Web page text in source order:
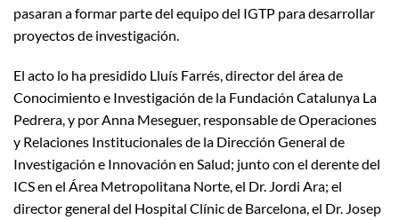
pasaran a formar parte del equipo del IGTP para desarrollar
proyectos de investigación.
El acto lo ha presidido Lluís Farrés, director del área de
Conocimiento e Investigación de la Fundación Catalunya La
Pedrera, y por Anna Meseguer, responsable de Operaciones
y Relaciones Institucionales de la Dirección General de
Investigación e Innovación en Salud; junto con el derente del
ICS en el Área Metropolitana Norte, el Dr. Jordi Ara; el
director general del Hospital Clínic de Barcelona, el Dr. Josep